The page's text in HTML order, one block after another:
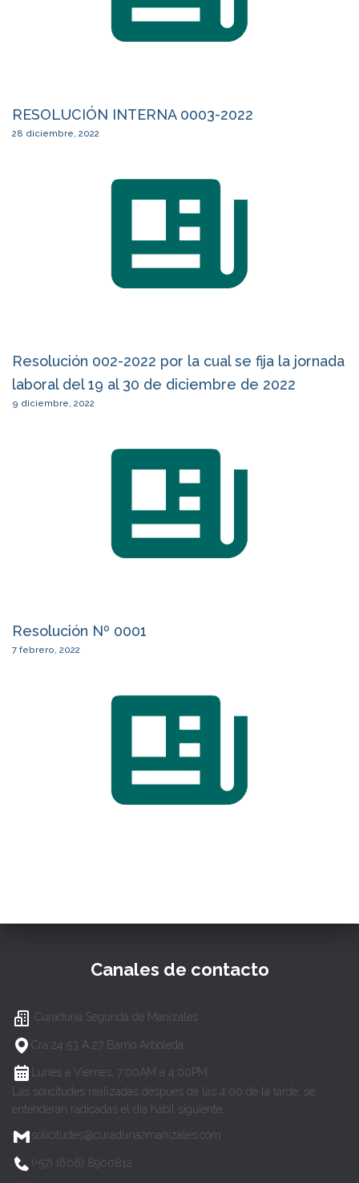
RESOLUCIÓN INTERNA 0003-2022
28 diciembre, 2022
Resolución 002-2022 por la cual se fija la jornada
laboral del 19 al 30 de diciembre de 2022
9 diciembre, 2022
Resolución Nº 0001
7 febrero, 2022
Canales de contacto
Curaduría Segunda de Manizales
Cra 24 53 A 27 Barrio Arboleda
Lunes a Viernes, 7:00AM a 4:00PM
Las solicitudes realizadas después de las 4:00 de la tarde, se
entenderán radicadas el día hábil siguiente.
solicitudes@curaduria2manizales.com
(+57) (606) 8900812